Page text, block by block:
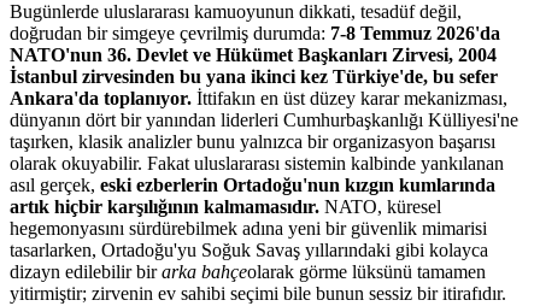
Bugünlerde uluslararası kamuoyunun dikkati, tesadüf değil,
doğrudan bir simgeye çevrilmiş durumda: 7-8 Temmuz 2026'da
NATO'nun 36. Devlet ve Hükümet Başkanları Zirvesi, 2004
İstanbul zirvesinden bu yana ikinci kez Türkiye'de, bu sefer
Ankara'da toplanıyor. İttifakın en üst düzey karar mekanizması,
dünyanın dört bir yanından liderleri Cumhurbaşkanlığı Külliyesi'ne
taşırken, klasik analizler bunu yalnızca bir organizasyon başarısı
olarak okuyabilir. Fakat uluslararası sistemin kalbinde yankılanan
asıl gerçek, eski ezberlerin Ortadoğu'nun kızgın kumlarında
artık hiçbir karşılığının kalmamasıdır. NATO, küresel
hegemonyasını sürdürebilmek adına yeni bir güvenlik mimarisi
tasarlarken, Ortadoğu'yu Soğuk Savaş yıllarındaki gibi kolayca
dizayn edilebilir birarka bahçeolarak görme lüksünü tamamen
yitirmiştir; zirvenin ev sahibi seçimi bile bunun sessiz bir itirafıdır.